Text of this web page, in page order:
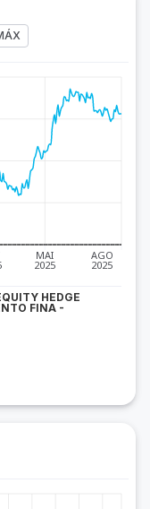
MAI
2025
AGO
2025
HEDGE
FINA -